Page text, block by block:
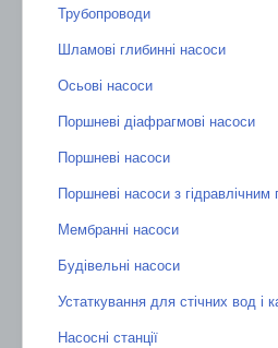
Трубопроводи
Шламові глибинні насоси
Осьові насоси
Поршневі діафрагмові насоси
Поршневі насоси
Поршневі насоси з
Мембранні насоси
Будівельні насоси
Устаткування для стічних вод і
Насосні станції